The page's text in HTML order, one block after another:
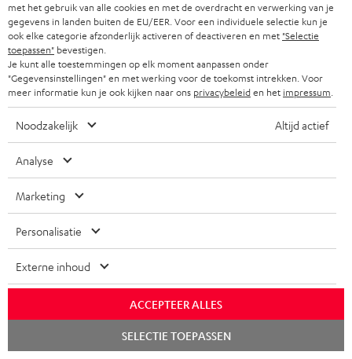
YAMAHA CD-S303
Kwaliteits cd-speler met
indrukwekkend geluid en
hoogwaardige afwerking
€ 379,00
Panasonic Blu-ray player
DP-UB154
Ultra HD 4K Blu-ray speler
met Dolby Atmos en Multi
HDR-ondersteuning,
waaronder HDR10+ voor
superieure beeldkwaliteit met
levensecht contrast en
€ 179,00
Inhoud levering
2 × Boekenplankspeaker UL 20 Mk4 25 (stuk) – Zwart
2 × Rubberen voetjes (4 stuks) voor ULTIMA 20 / 40 / Center
1 × ULTIMA 20 Mk4 Cover (Paar) – Zwart
met het gebruik van alle cookies en met de overdracht en verwerking van je
gegevens in landen buiten de EU/EER. Voor een individuele selectie kun je
ook elke categorie afzonderlijk activeren of deactiveren en met "Selectie
toepassen" bevestigen.
Je kunt alle toestemmingen op elk moment aanpassen onder
"Gegevensinstellingen" en met werking voor de toekomst intrekken. Voor
meer informatie kun je ook kijken naar ons privacybeleiden het impressum
Noodzakelijk Altijd actief
Analyse
Marketing
Personalisatie
Externe inhoud
ACCEPTEER ALLES
SELECTIE TOEPASSEN